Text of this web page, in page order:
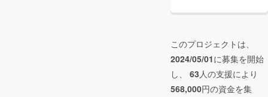
このプロジェクトは、
2024/05/01に募集を開始
し、 63人の支援により
568,000円の資金を集